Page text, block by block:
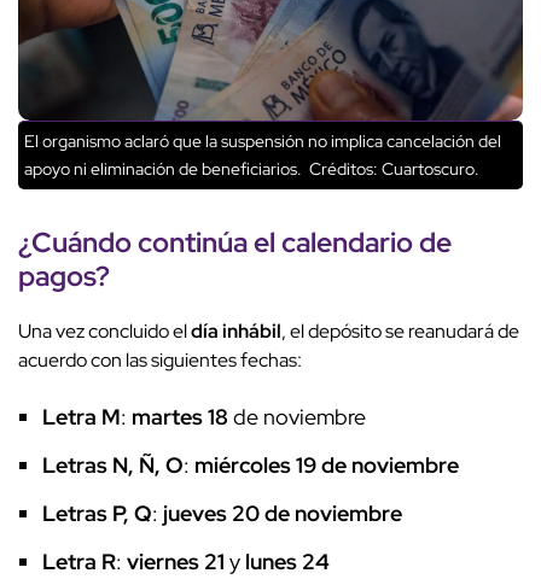
El organismo aclaró que la suspensión no implica cancelación del
apoyo ni eliminación de beneficiarios. Créditos: Cuartoscuro.
¿Cuándo continúa elcalendario de
pagos?
Una vez concluido eldía inhábil, el depósito se reanudará de
acuerdo con las siguientes fechas:
Letra M: martes 18 de noviembre
Letras N, Ñ, O: miércoles 19 de noviembre
Letras P, Q: jueves 20 de noviembre
Letra R: viernes 21 y lunes 24